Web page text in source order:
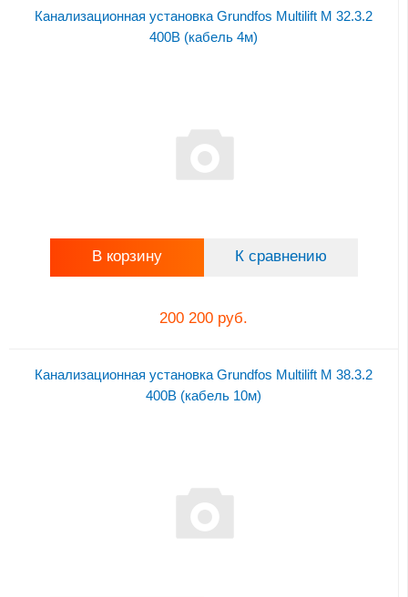
Канализационная установка Grundfos Multilift M 32.3.2
400В (кабель 4м)
В корзину К сравнению
200 200 руб.
Канализационная установка Grundfos Multilift M 38.3.2
400В (кабель 10м)